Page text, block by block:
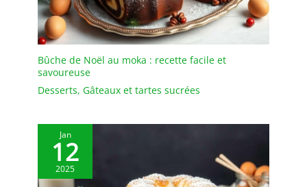
la concentration à 100%
des artisans et les
exigences de haute
qualité, confèrent à nos
apparence et une qualité
l'ensemble, Tous sont
offrir une expérience
culinaire parfaite. ☞☞☞
Bûche de Noël au moka : recette facile et
savoureuse
Desserts, Gâteaux et tartes sucrées
Jan
12
2025